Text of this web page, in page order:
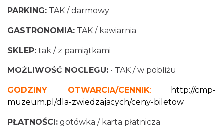
PARKING: TAK / darmowy
GASTRONOMIA: TAK / kawiarnia
SKLEP: tak / z pamiątkami
MOŻLIWOŚĆ NOCLEGU: - TAK / w pobliżu
GODZINY OTWARCIA/CENNIK:
http://cmp-
muzeum.pl/dla-zwiedzajacych/ceny-biletow
PŁATNOŚCI: gotówka / karta płatnicza